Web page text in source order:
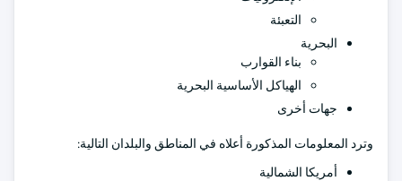
التعبئة
البحرية
بناء القوارب
الهياكل الأساسية البحرية
جهات أخرى
وترد المعلومات المذكورة أعلاه في المناطق والبلدان التالية:
أمريكا الشمالية